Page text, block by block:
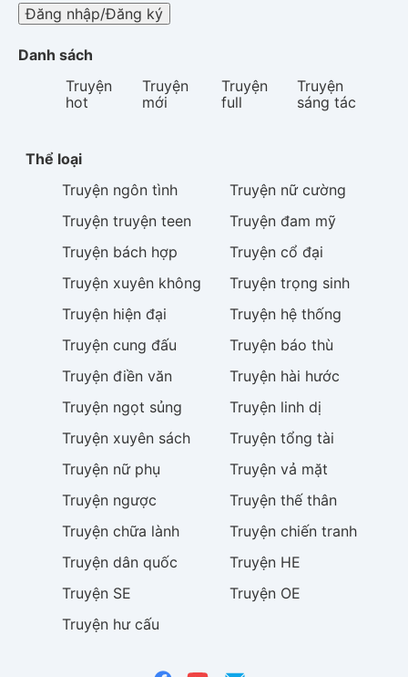
Đăng nhập/Đăng ký
Danh sách
Truyện
hot
Truyện
mới
Truyện
full
Truyện
sáng tác
Thể loại
Truyện ngôn tình Truyện nữ cường
Truyện truyện teen Truyện đam mỹ
Truyện bách hợp Truyện cổ đại
Truyện xuyên không Truyện trọng sinh
Truyện hiện đại Truyện hệ thống
Truyện cung đấu Truyện báo thù
Truyện điền văn Truyện hài hước
Truyện ngọt sủng Truyện linh dị
Truyện xuyên sách Truyện tổng tài
Truyện nữ phụ Truyện vả mặt
Truyện ngược Truyện thế thân
Truyện chữa lành Truyện chiến tranh
Truyện dân quốc Truyện HE
Truyện SE Truyện OE
Truyện hư cấu